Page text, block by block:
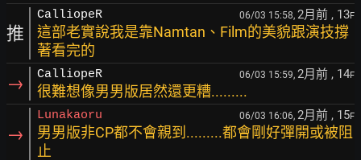
推
CalliopeR 06/03 15:58, 2月前 , 13F
這部老實說我是靠Namtan、Film的美貌跟演技撐
著看完的
→ CalliopeR 06/03 15:59, 2月前 , 14F
很難想像男男版居然還更糟.........
→
Lunakaoru 06/03 16:06, 2月前 , 15F
男男版非CP都不會親到.........都會剛好彈開或被阻
止